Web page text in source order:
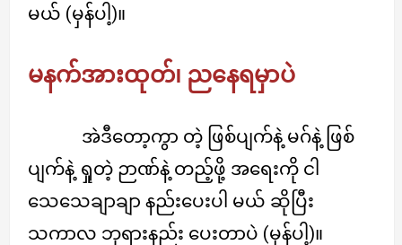
မယ် (မှန်ပါ့)။
မနက်အားထုတ်၊ ညနေရမှာပဲ
အဲဒီတော့ကွာ တဲ့ ဖြစ်ပျက်နဲ့ မဂ်နဲ့ ဖြစ်
ပျက်နဲ့ ရှုတဲ့ ဉာဏ်နဲ့ တည့်ဖို့ အရေးကို ငါ
သေသေချာချာ နည်းပေးပါ မယ် ဆိုပြီး
သကာလ ဘုရားနည်း ပေးတာပဲ (မှန်ပါ့)။